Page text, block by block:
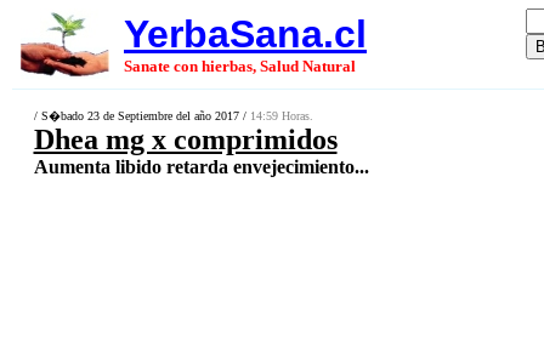
YerbaSana.cl
Sanate con hierbas, Salud Natural
/ S�bado 23 de Septiembre del año 2017 / 14:59 Horas.
Dhea mg x comprimidos
Aumenta libido retarda envejecimiento...